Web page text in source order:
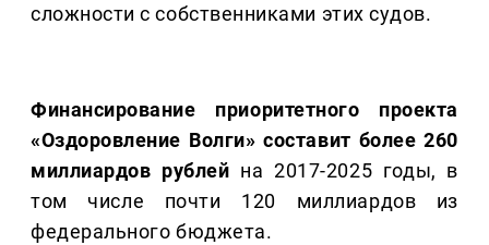
сложности с собственниками этих судов.
Финансирование приоритетного проекта
«Оздоровление Волги» составит более 260
миллиардов рублей на 2017-2025 годы, в
том числе почти 120 миллиардов из
федерального бюджета.